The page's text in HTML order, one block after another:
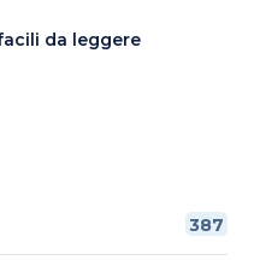
da leggere
387